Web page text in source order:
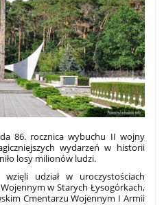
86. rocznica wybuchu II wojny
wydarzeń w historii
losy milionów ludzi.
udział w uroczystościach
w Starych Łysogórkach,
Cmentarzu Wojennym I Armii